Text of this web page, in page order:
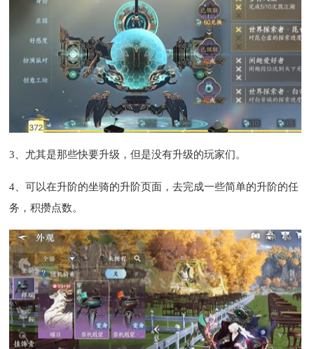
3、尤其是那些快要升级，但是没有升级的玩家们。
4、可以在升阶的坐骑的升阶页面，去完成一些简单的升阶的任
务，积攒点数。